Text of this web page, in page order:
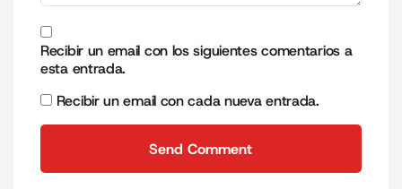
Recibir un email con los siguientes comentarios a
esta entrada.
Recibir un email con cada nueva entrada.
Send Comment